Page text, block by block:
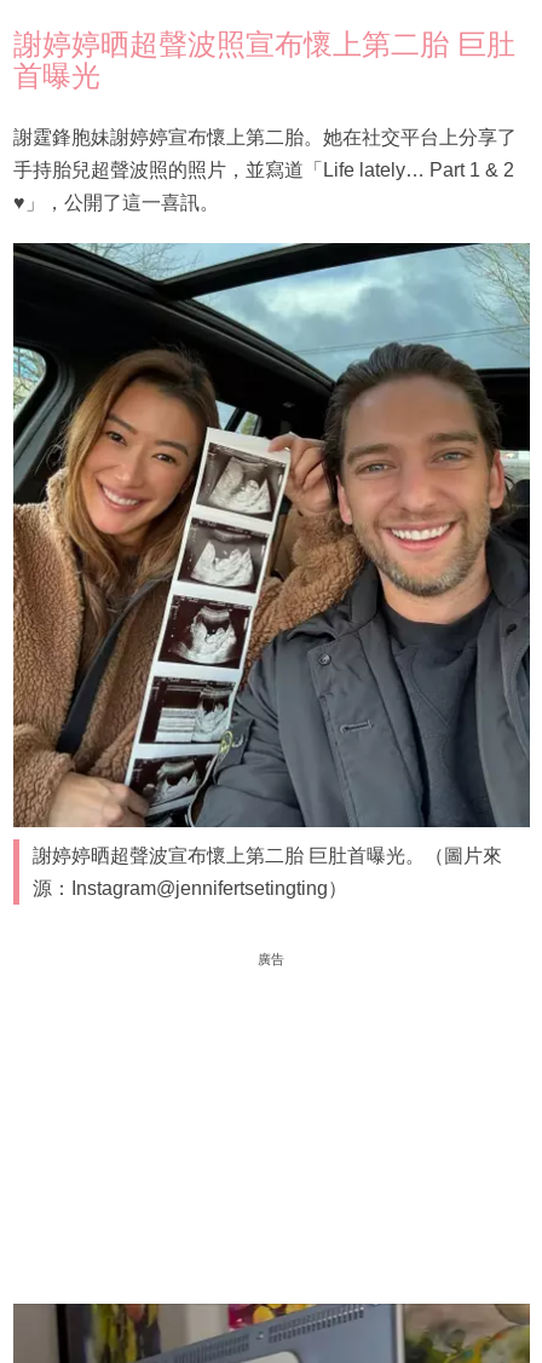
謝婷婷晒超聲波照宣布懷上第二胎 巨肚
首曝光
謝霆鋒胞妹謝婷婷宣布懷上第二胎。她在社交平台上分享了
手持胎兒超聲波照的照片，並寫道「Life lately… Part 1 & 2
♥️」，公開了這一喜訊。
謝婷婷晒超聲波宣布懷上第二胎 巨肚首曝光。（圖片來
源：Instagram@jennifertsetingting）
廣告